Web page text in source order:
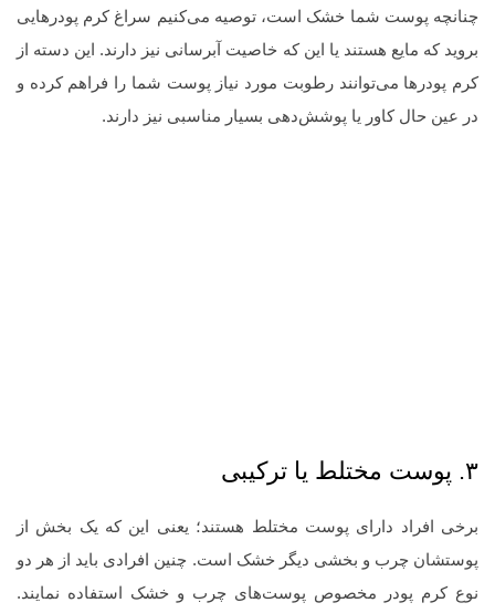
چنانچه پوست شما خشک است، توصیه می‌کنیم سراغ کرم پودرهایی
بروید که مایع هستند یا این که خاصیت آبرسانی نیز دارند. این دسته از
کرم پودرها می‌توانند رطوبت مورد نیاز پوست شما را فراهم کرده و
در عین حال کاور یا پوشش‌دهی بسیار مناسبی نیز دارند.
۳. پوست مختلط یا ترکیبی
برخی افراد دارای پوست مختلط هستند؛ یعنی این که یک بخش از
پوستشان چرب و بخشی دیگر خشک است. چنین افرادی باید از هر دو
نوع کرم پودر مخصوص پوست‌های چرب و خشک استفاده نمایند.